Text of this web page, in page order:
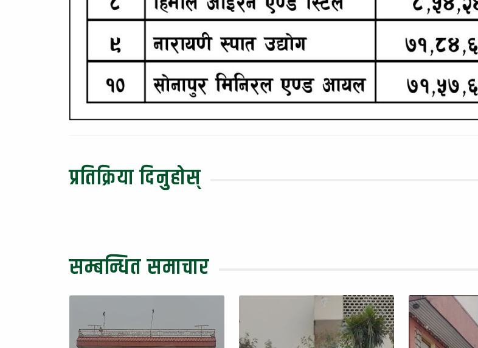
प्रतिक्रिया दिनुहोस्
सम्बन्धित समाचार